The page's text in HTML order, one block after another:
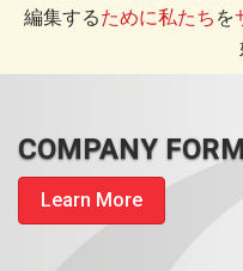
編集するために私たち を
COMPANY
Learn More